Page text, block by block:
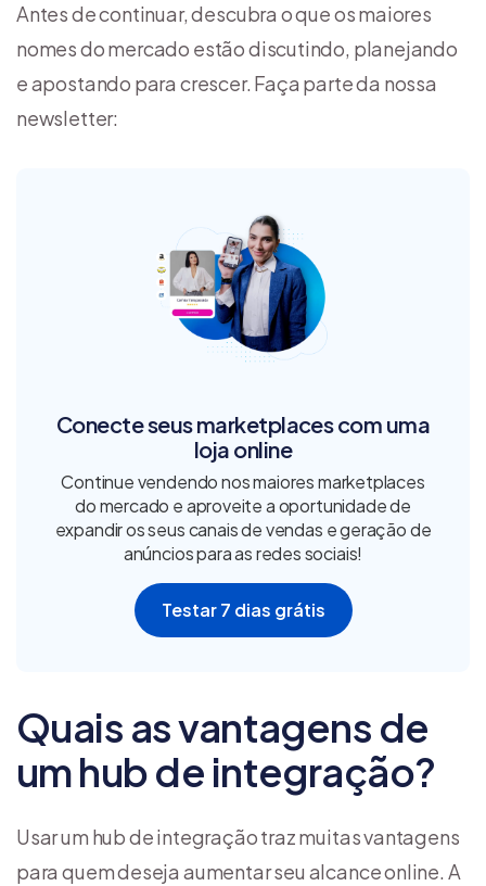
Antes de continuar, descubra o que os maiores
nomes do mercado estão discutindo, planejando
e apostando para crescer. Faça parte da nossa
newsletter:
Conecte seus marketplaces com uma
loja online
Continue vendendo nos maiores marketplaces
do mercado e aproveite a oportunidade de
expandir os seus canais de vendas e geração de
anúncios para as redes sociais!
Testar 7 dias grátis
Quais as vantagens de
um hub de integração?
Usar um hub de integração traz muitas vantagens
para quem deseja aumentar seu alcance online. A